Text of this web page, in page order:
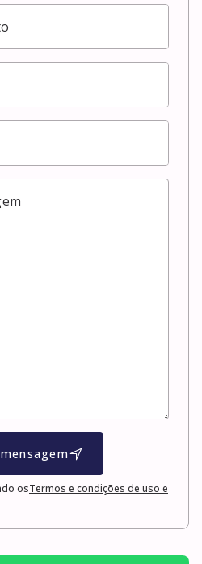
osTermos e condições de uso e